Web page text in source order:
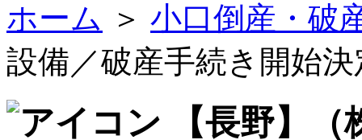
ホーム ＞ 小口倒産・破
設備／破産手続き開始決
【長野】